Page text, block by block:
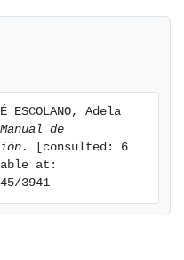
entre la
y se explica el
También, se
con retención de aire
para utilizar
algunas
qué situaciones debe
y en qué
utilizar la respiración
Finalmente, se
principales aspectos
ESCOLANO, Adela
Manual de
[consulted: 6
at:
3941